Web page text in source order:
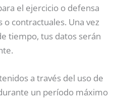
el ejercicio o defensa
o contractuales. Una vez
tiempo, tus datos serán
a través del uso de
un período máximo